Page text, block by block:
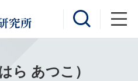
ら あつこ）